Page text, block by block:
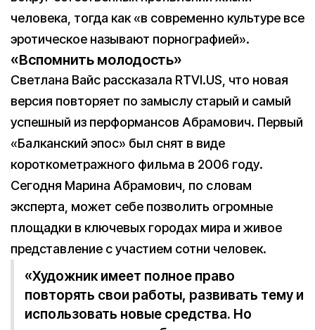
человека, тогда как «в современно культуре все
эротическое называют порнографией».
«Вспомнить молодость»
Светлана Вайс рассказала RTVI.US, что новая
версия повторяет по замыслу старый и самый
успешный из перформансов Абрамович. Первый
«Балканский эпос» был снят в виде
короткометражного фильма в 2006 году.
Сегодня Марина Абрамович, по словам
эксперта, может себе позволить огромные
площадки в ключевых городах мира и живое
представление с участием сотни человек.
«Художник имеет полное право
повторять свои работы, развивать тему и
использовать новые средства. Но